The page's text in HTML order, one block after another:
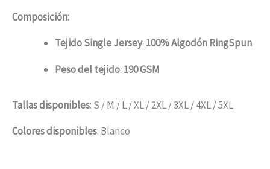
Composición:
Tejido Single Jersey: 100% Algodón RingSpun
Peso del tejido: 190 GSM
Tallas disponibles: S / M / L / XL / 2XL / 3XL / 4XL / 5XL
Colores disponibles: Blanco